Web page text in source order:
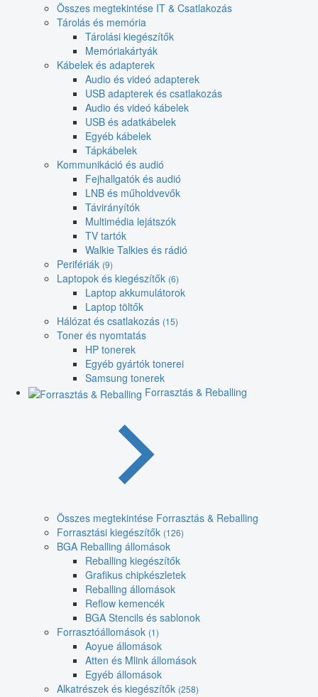
Összes megtekintése IT & Csatlakozás
Tárolás és memória
Tárolási kiegészítők
Memóriakártyák
Kábelek és adapterek
Audio és videó adapterek
USB adapterek és csatlakozás
Audio és videó kábelek
USB és adatkábelek
Egyéb kábelek
Tápkábelek
Kommunikáció és audió
Fejhallgatók és audió
LNB és műholdvevők
Távirányítók
Multimédia lejátszók
TV tartók
Walkie Talkies és rádió
Perifériák (9)
Laptopok és kiegészítők (6)
Laptop akkumulátorok
Laptop töltők
Hálózat és csatlakozás (15)
Toner és nyomtatás
HP tonerek
Egyéb gyártók tonerei
Samsung tonerek
Forrasztás & Reballing
Összes megtekintése Forrasztás & Reballing
Forrasztási kiegészítők (126)
BGA Reballing állomások
Reballing kiegészítők
Grafikus chipkészletek
Reballing állomások
Reflow kemencék
BGA Stencils és sablonok
Forrasztóállomások (1)
Aoyue állomások
Atten és Mlink állomások
Egyéb állomások
Alkatrészek és kiegészítők (258)